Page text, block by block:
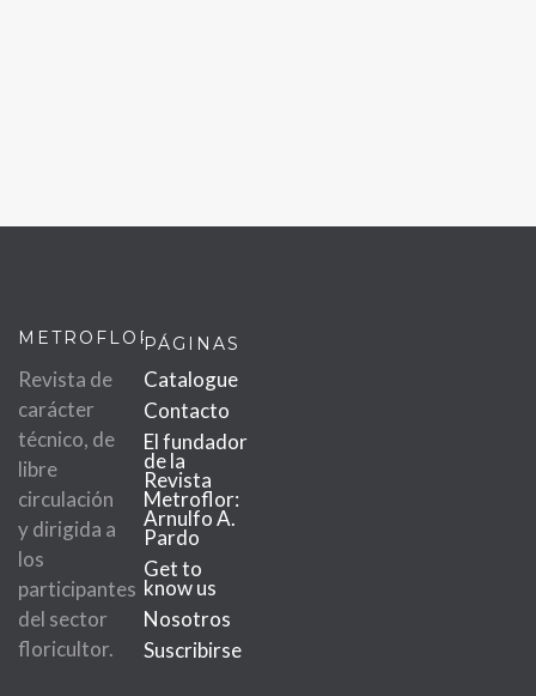
METROFLOR
Revista de
carácter
técnico, de
libre
circulación
y dirigida a
los
participantes
del sector
floricultor.
PÁGINAS
Catalogue
Contacto
El fundador
de la
Revista
Metroflor:
Arnulfo A.
Pardo
Get to
know us
Nosotros
Suscribirse